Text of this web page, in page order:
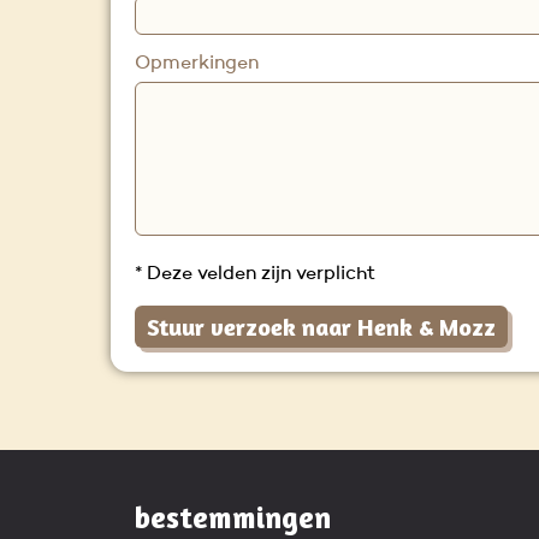
Opmerkingen
* Deze velden zijn verplicht
Stuur verzoek naar Henk & Mozz
bestemmingen